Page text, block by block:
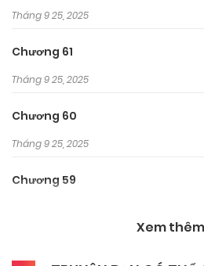
Tháng 9 25, 2025
Chương 61
Tháng 9 25, 2025
Chương 60
Tháng 9 25, 2025
Chương 59
Xem thêm